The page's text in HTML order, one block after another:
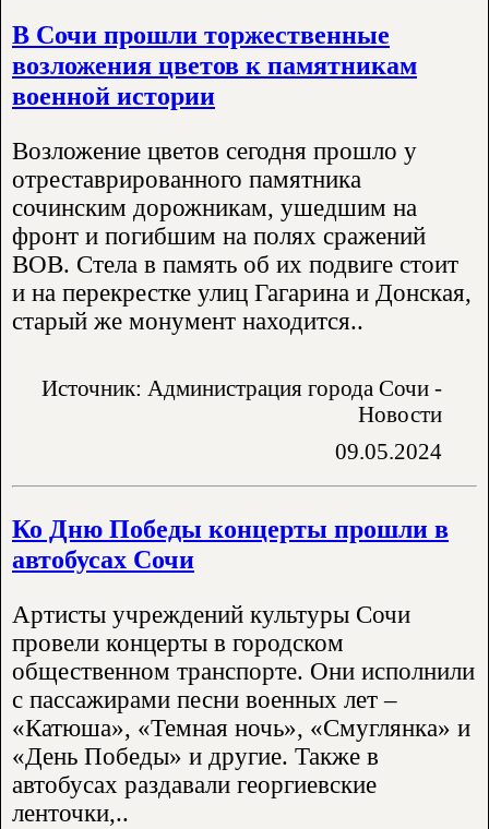
В Сочи прошли торжественные
возложения цветов к памятникам
военной истории
Возложение цветов сегодня прошло у
отреставрированного памятника
сочинским дорожникам, ушедшим на
фронт и погибшим на полях сражений
ВОВ. Стела в память об их подвиге стоит
и на перекрестке улиц Гагарина и Донская,
старый же монумент находится..
Источник: Администрация города Сочи -
Новости
09.05.2024
Ко Дню Победы концерты прошли в
автобусах Сочи
Артисты учреждений культуры Сочи
провели концерты в городском
общественном транспорте. Они исполнили
с пассажирами песни военных лет –
«Катюша», «Темная ночь», «Смуглянка» и
«День Победы» и другие. Также в
автобусах раздавали георгиевские
ленточки,..